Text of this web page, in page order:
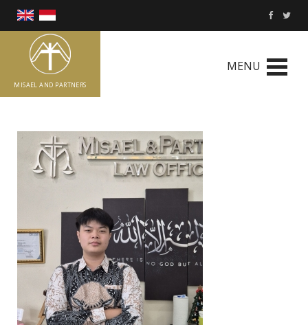
MISAEL AND PARTNERS
MENU